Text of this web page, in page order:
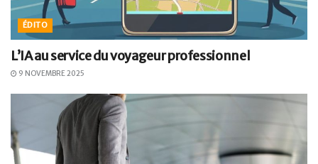
ÉDITO
L’IA au service du voyageur professionnel
9 NOVEMBRE 2025